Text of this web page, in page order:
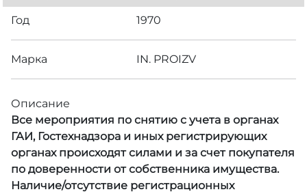
Год 1970
Марка IN. PROIZV
Описание
Все мероприятия по снятию с учета в органах
ГАИ, Гостехнадзора и иных регистрирующих
органах происходят силами и за счет покупателя
по доверенности от собственника имущества.
Наличие/отсутствие регистрационных